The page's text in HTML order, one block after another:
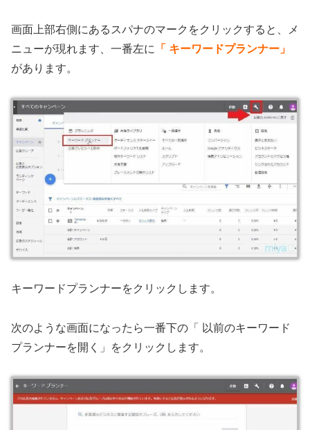
画面上部右側にあるスパナのマークをクリックすると、メ
ニューが現れます、一番左に
「 キーワードプランナー」
があります。
キーワードプランナーをクリックします。
次のような画面になったら一番下の「 以前のキーワード
プランナーを開く」をクリックします。